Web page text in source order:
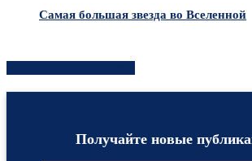
Самая большая звезда во Вселенной
Получайте новые